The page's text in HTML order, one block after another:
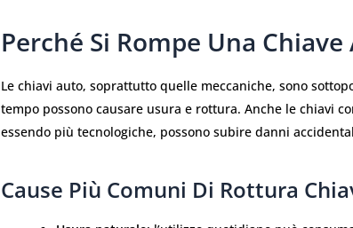
Perché Si Rompe Una Chiave
Le chiavi auto, soprattutto quelle meccaniche, sono
tempo possono causare usura e rottura. Anche le chiavi
essendo più tecnologiche, possono subire danni
Cause Più Comuni Di Rottura